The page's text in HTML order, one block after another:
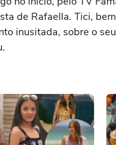
de Rafaella. Tici,
inusitada, sobre o